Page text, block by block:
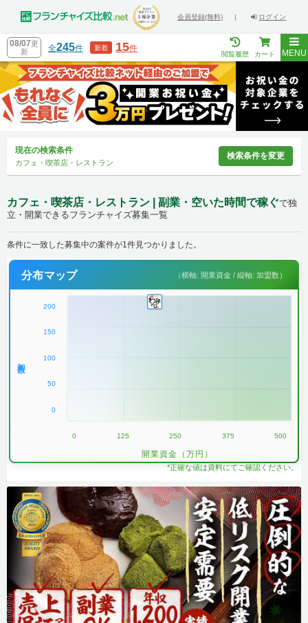
会員登録(無料) | ログイン
08/07更
新
全245件 新着 15件
閲覧履歴 カート MENU
現在の検索条件
カフェ・喫茶店・レストラン
検索条件を変更
カフェ・喫茶店・レストラン | 副業・空いた時間で稼ぐで独
立・開業できるフランチャイズ募集一覧
条件に一致した募集中の案件が1件見つかりました。
分布マップ （横軸: 開業資金 / 縦軸: 加盟数）
200
150
100
50
0
0 125 250 375 500
開業資金（万円）
*正確な値は資料にてご確認ください。